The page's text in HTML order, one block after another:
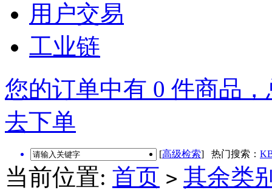
用户交易
工业链
您的订单中有 0 件商品
去下单
[高级检索] 热门搜索：
当前位置: 首页 > 其余类